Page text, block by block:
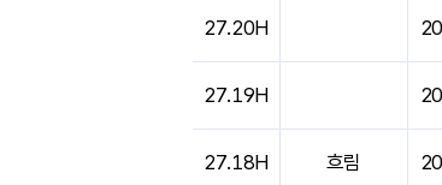
27.20H
27.19H
27.18H 흐림